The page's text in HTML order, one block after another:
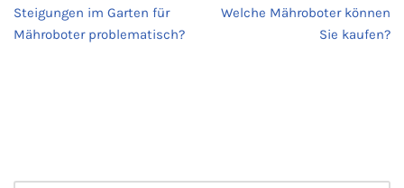
Steigungen im Garten für
Mähroboter problematisch?
Welche Mähroboter können
Sie kaufen?